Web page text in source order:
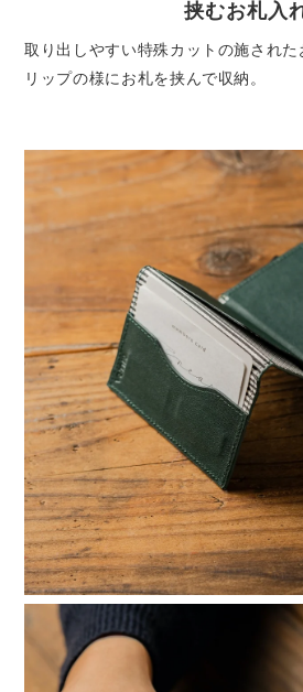
挟むお札入
取り出しやすい特殊カットの施され
リップの様にお札を挟んで収納。